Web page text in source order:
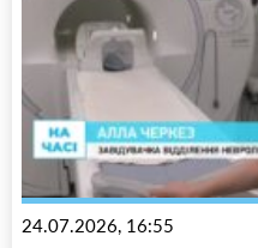
24.07.2026, 16:55